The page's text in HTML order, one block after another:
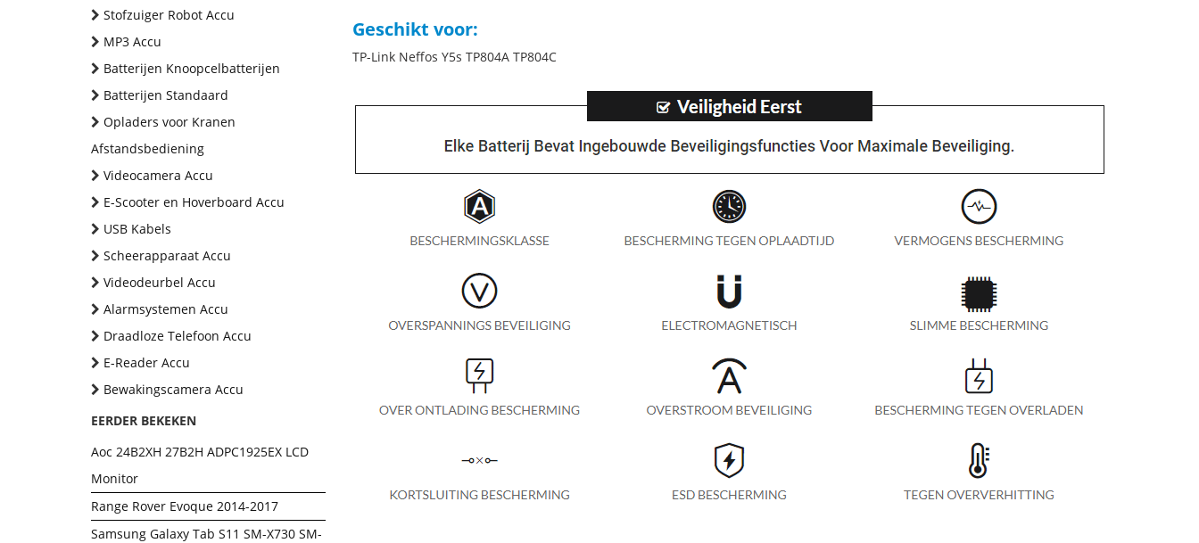
Stofzuiger Robot Accu
MP3 Accu
Batterijen Knoopcelbatterijen
Batterijen Standaard
Opladers voor Kranen
Afstandsbediening
Videocamera Accu
E-Scooter en Hoverboard Accu
USB Kabels
Scheerapparaat Accu
Videodeurbel Accu
Alarmsystemen Accu
Draadloze Telefoon Accu
E-Reader Accu
Bewakingscamera Accu
EERDER BEKEKEN
Aoc 24B2XH 27B2H ADPC1925EX LCD
Monitor
Range Rover Evoque 2014-2017
Samsung Galaxy Tab S11 SM-X730 SM-
Geschikt voor:
TP-Link Neffos Y5s TP804A TP804C